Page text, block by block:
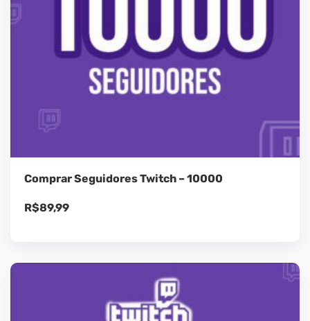
Comprar Seguidores Twitch – 10000
R$89,99